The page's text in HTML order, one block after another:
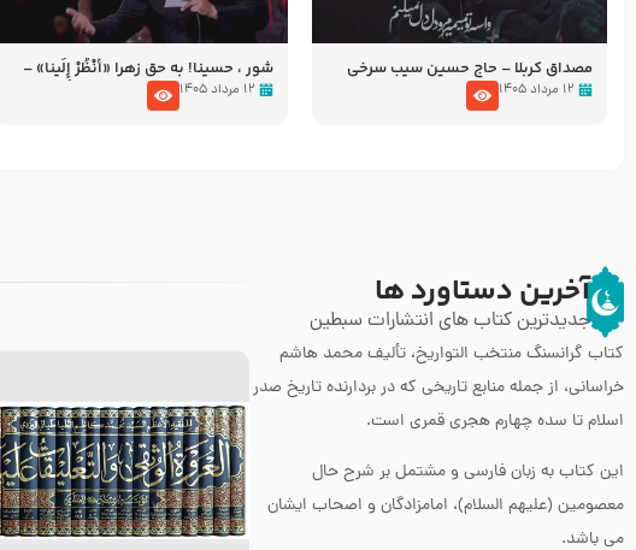
مصداق کربلا – حاج حسین سیب سرخی
۱۲ مرداد ۱۴۰۵
شور ، حسینا! به‌ حق زهرا «أُنْظُرْ إِلَینا» –
عزاداری شب هفتم ماه محرّم 1405
۱۲ مرداد ۱۴۰۵
آخرین دستاورد ها
جدیدترین کتاب های انتشارات سبطین
کتاب گرانسنگ منتخب التواريخ، تألیف محمد هاشم
خراسانی، از جمله منابع تاریخی که در بردارنده تاریخ صدر
اسلام تا سده چهارم هجری قمری است.
این کتاب به زبان فارسی و مشتمل بر شرح حال
معصومین (علیهم السلام)، امامزادگان و اصحاب ایشان
می باشد.